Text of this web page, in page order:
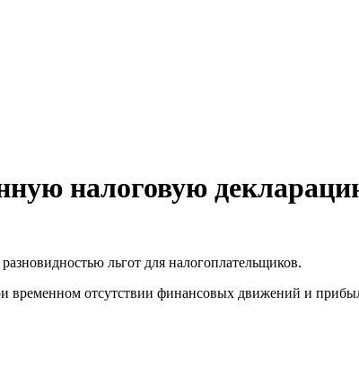
налоговую
льгот для налогоплательщиков.
временном отсутствии финансовых движений и